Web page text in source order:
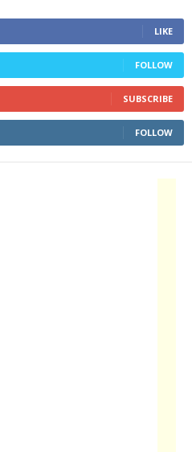
LIKE
FOLLOW
SUBSCRIBE
FOLLOW